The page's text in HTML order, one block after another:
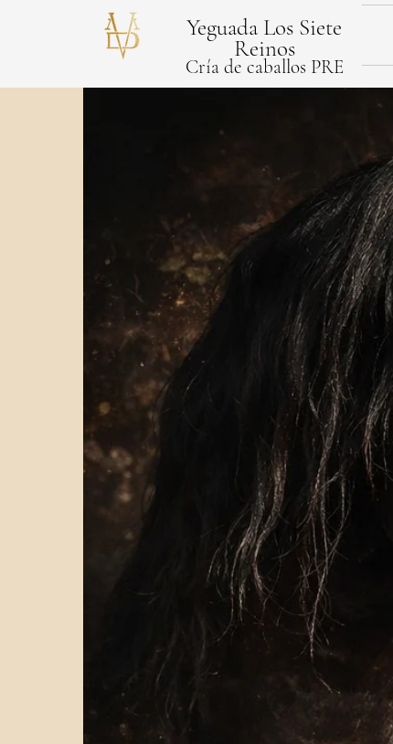
Yeguada Los Siete
Reinos
Cría de caballos PRE